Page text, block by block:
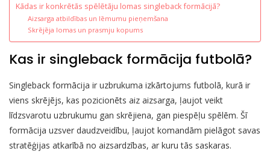
Kādas ir konkrētās spēlētāju lomas singleback formācijā?
Aizsarga atbildības un lēmumu pieņemšana
Skrējēja lomas un prasmju kopums
Kas ir singleback formācija futbolā?
Singleback formācija ir uzbrukuma izkārtojums futbolā, kurā ir
viens skrējējs, kas pozicionēts aiz aizsarga, ļaujot veikt
līdzsvarotu uzbrukumu gan skrējiena, gan piespēļu spēlēm. Šī
formācija uzsver daudzveidību, ļaujot komandām pielāgot savas
stratēģijas atkarībā no aizsardzības, ar kuru tās saskaras.